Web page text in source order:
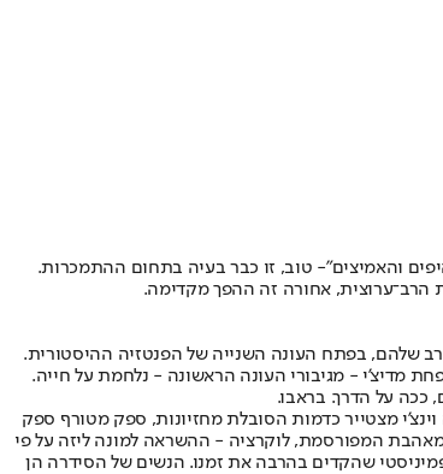
והאמיצים"- טוב, זו כבר בעיה בתחום ההתמכרות.
שלהם, בפתח העונה השנייה של הפנטזיה ההיסטורית.
לגרוע מכל. הזמן הוא המאה ה־15, מקום ההתרחשות הוא פירנצה, ומשפחת מדיצ'י - מגיבורי העונה הראשונה - נלחמת על חייה.
ככה על הדרך. בראבו.
מצטייר כדמות הסובלת מחזיונות, ספק מטורף ספק
והמאהבת המפורסמת, לוקרציה - ההשראה למונה ליזה על פי
שהקדים בהרבה את זמנו. הנשים של הסידרה הן